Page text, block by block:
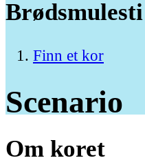
Brødsmulesti
Finn et kor
Scenario
Om koret